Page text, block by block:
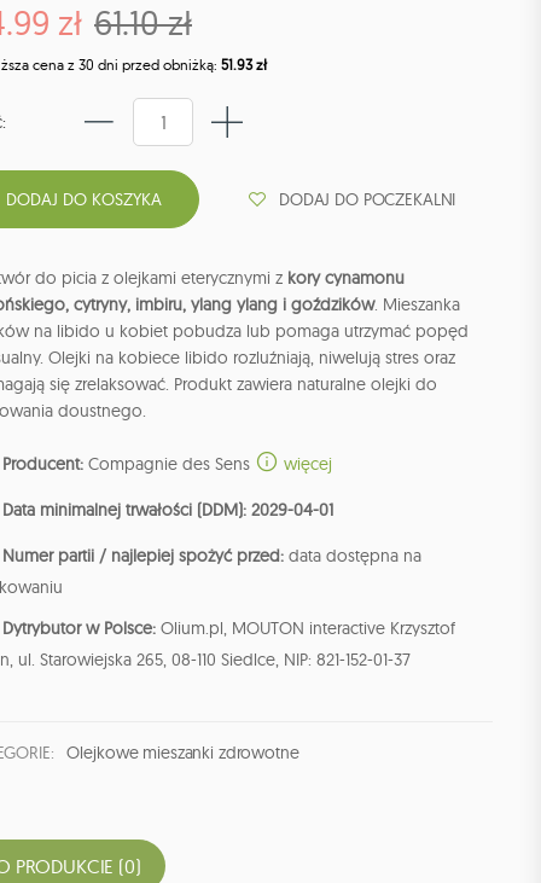
zł 61.10 zł
cena z 30 dni przed obniżką: 51.93 zł
DODAJ DO POCZEKALNI
do picia z olejkami eterycznymi z kory cynamonu
cytryny, imbiru, ylang ylang i goździków. Mieszanka
na libido u kobiet pobudza lub pomaga utrzymać popęd
Olejki na kobiece libido rozluźniają, niwelują stres oraz
się zrelaksować. Produkt zawiera naturalne olejki do
doustnego.
Producent: Compagnie des Sens więcej
Data minimalnej trwałości (DDM): 2029-04-01
Numer partii / najlepiej spożyć przed: data dostępna na
Dytrybutor w Polsce: Olium.pl, MOUTON interactive Krzysztof
ul. Starowiejska 265, 08-110 Siedlce, NIP: 821-152-01-37
Olejkowe mieszanki zdrowotne
PRODUKCIE (0)